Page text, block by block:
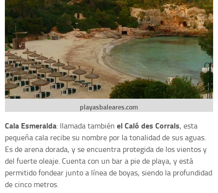
playasbaleares.com
Cala Esmeralda: llamada también el Caló des Corrals, esta
pequeña cala recibe su nombre por la tonalidad de sus aguas.
Es de arena dorada, y se encuentra protegida de los vientos y
del fuerte oleaje. Cuenta con un bar a pie de playa, y está
permitido fondear junto a línea de boyas, siendo la profundidad
de cinco metros.